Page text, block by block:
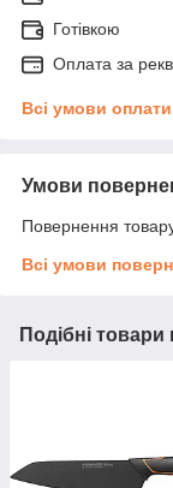
Готівкою
Оплата за
Всі умови оплати
Умови
Повернення
Всі умови
Подібні товари